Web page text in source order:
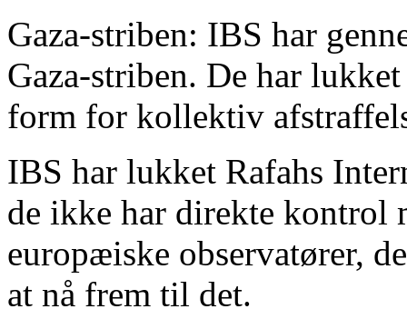
Gaza-striben: IBS har
Gaza-striben. De har
form for kollektiv
IBS har lukket Rafahs
de ikke har direkte kontrol
europæiske observatører,
at nå frem til det.